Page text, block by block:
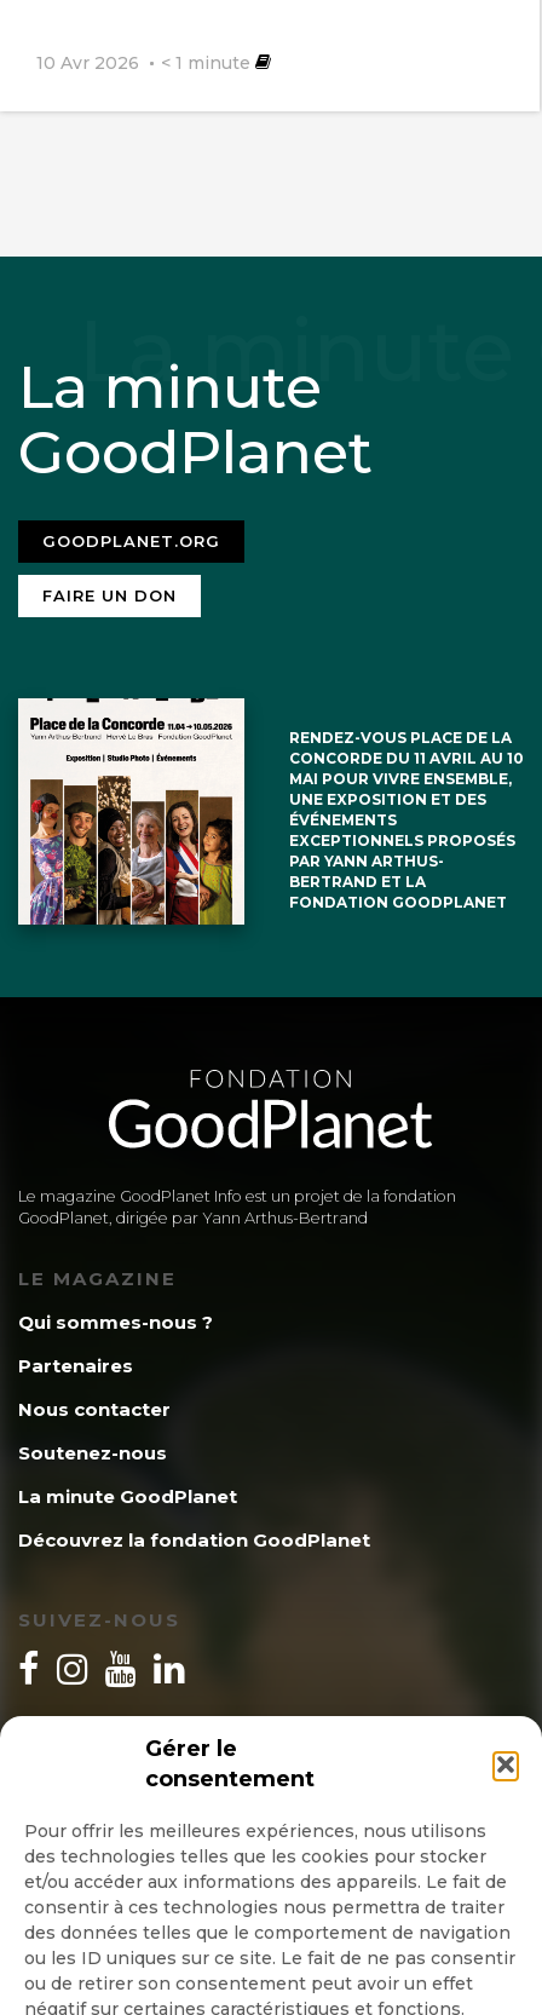
Gérer le
consentement
Pour offrir les meilleures expériences, nous utilisons
des technologies telles que les cookies pour stocker
et/ou accéder aux informations des appareils. Le fait de
consentir à ces technologies nous permettra de traiter
des données telles que le comportement de navigation
ou les ID uniques sur ce site. Le fait de ne pas consentir
ou de retirer son consentement peut avoir un effet
négatif sur certaines caractéristiques et fonctions.
10 Avr 2026 < 1 minute
La minute
GoodPlanet
GOODPLANET.ORG
FAIRE UN DON
RENDEZ-VOUS PLACE DE LA
CONCORDE DU 11 AVRIL AU 10
MAI POUR VIVRE ENSEMBLE,
UNE EXPOSITION ET DES
ÉVÉNEMENTS
EXCEPTIONNELS PROPOSÉS
PAR YANN ARTHUS-
BERTRAND ET LA
FONDATION GOODPLANET
Le magazine GoodPlanet Info est un projet de la fondation
GoodPlanet, dirigée par Yann Arthus-Bertrand
LE MAGAZINE
Qui sommes-nous ?
Partenaires
Nous contacter
Soutenez-nous
La minute GoodPlanet
Découvrez la fondation GoodPlanet
SUIVEZ-NOUS
INSCRIPTION NEWSLETTER
Quotidienne
Hebdo
OK